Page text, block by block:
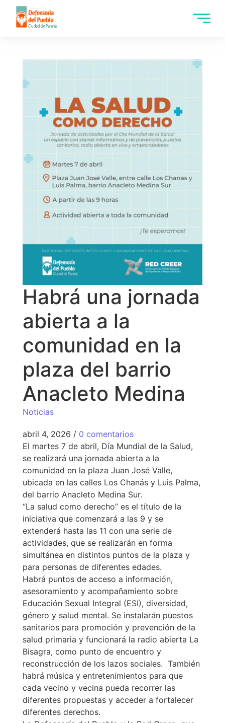
Habrá una jornada
abierta a la
comunidad en la
plaza del barrio
Anacleto Medina
Noticias
abril 4, 2026 / 0 comentarios
El martes 7 de abril, Día Mundial de la Salud,
se realizará una jornada abierta a la
comunidad en la plaza Juan José Valle,
ubicada en las calles Los Chanás y Luis Palma,
del barrio Anacleto Medina Sur.
“La salud como derecho” es el título de la
iniciativa que comenzará a las 9 y se
extenderá hasta las 11 con una serie de
actividades, que se realizarán en forma
simultánea en distintos puntos de la plaza y
para personas de diferentes edades.
Habrá puntos de acceso a información,
asesoramiento y acompañamiento sobre
Educación Sexual Integral (ESI), diversidad,
género y salud mental. Se instalarán puestos
sanitarios para promoción y prevención de la
salud primaria y funcionará la radio abierta La
Bisagra, como punto de encuentro y
reconstrucción de los lazos sociales. También
habrá música y entretenimientos para que
cada vecino y vecina pueda recorrer las
diferentes propuestas y acceder a fortalecer
diferentes derechos.